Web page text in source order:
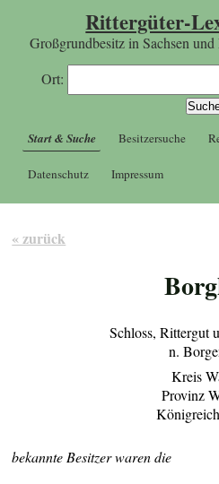
Rittergüter-
Großgrundbesitz in Sachsen
Ort:
Start & Suche Besitzersuche
Datenschutz Impressum
« zurück
Schloss, Rittergut
n.
Kreis
Provinz
bekannte Besitzer waren die